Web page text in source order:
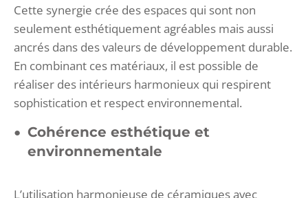
Cette synergie crée des espaces qui sont non
seulement esthétiquement agréables mais aussi
ancrés dans des valeurs de développement durable.
En combinant ces matériaux, il est possible de
réaliser des intérieurs harmonieux qui respirent
sophistication et respect environnemental.
Cohérence esthétique et
environnementale
L’utilisation harmonieuse de céramiques avec